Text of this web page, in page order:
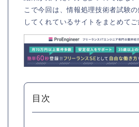
こで今回は、情報処理技術者試験
してくれているサイトをまとめてご
目次